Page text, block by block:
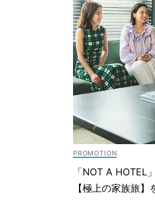
「NOT A HOTEL
【極上の家族旅】